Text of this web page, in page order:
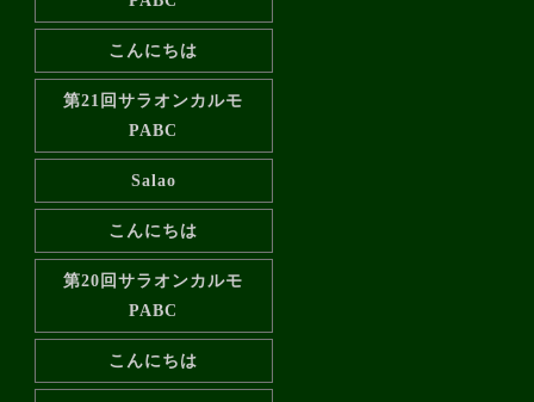
こんにちは
第21回サラオンカルモ
PABC
Salao
こんにちは
第20回サラオンカルモ
PABC
こんにちは